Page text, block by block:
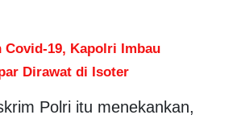
Covid-19, Kapolri Imbau
Dirawat di Isoter
Polri itu menekankan,